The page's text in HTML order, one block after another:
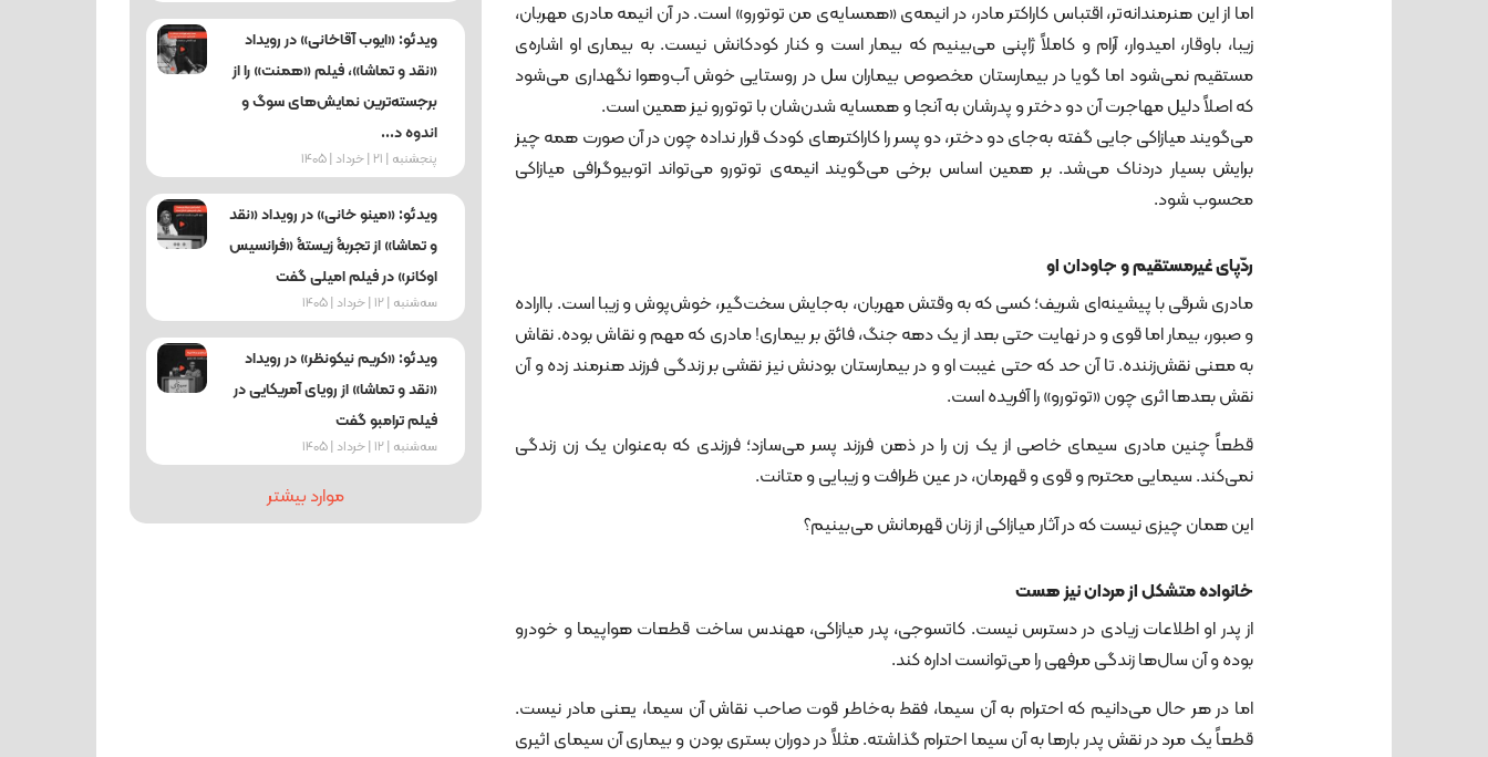
اما از این هنرمندانه‌تر، اقتباس کاراکتر مادر، در انیمه‌ی «همسایه‌ی من توتورو» است. در آن انیمه مادری مهربان،
زیبا، باوقار، امیدوار، آرام و کاملاً ژاپنی می‌بینیم که بیمار است و کنار کودکانش نیست. به بیماری‌ او اشاره‌ی
مستقیم ‌نمی‌شود اما گویا در بیمارستان مخصوص بیماران‌ سل در روستایی خوش آب‌وهوا نگهداری می‌شود
که اصلاً دلیل مهاجرت آن دو دختر و پدرشان به آنجا و همسایه شدن‌شان با توتورو نیز همین است.
می‌گویند میازاکی جایی گفته به‌جای دو دختر، دو پسر را کاراکترهای کودک قرار نداده چون در آن صورت همه چیز
برایش بسیار دردناک می‌شد. بر همین اساس برخی می‌گویند انیمه‌ی توتورو می‌تواند اتوبیوگرافی میازاکی
محسوب شود.
ردّپای غیرمستقیم و جاودان او
مادری شرقی با پیشینه‌ای شریف؛ کسی که به وقتش مهربان، به‌جایش سخت‌گیر، خوش‌پوش و زیبا است. بااراده
و صبور، بیمار اما قوی و در نهایت حتی بعد از یک دهه جنگ، فائق بر بیماری! مادری که مهم و نقاش بوده. نقاش
به معنی نقش‌زننده. تا آن حد که حتی غیبت او و در بیمارستان بودنش نیز نقشی بر زندگی فرزند هنرمند زده و آن
نقش بعدها اثری چون «توتورو» را آفریده است.
قطعاً چنین مادری سیمای خاصی از یک زن را در ذهن فرزند پسر می‌سازد؛ فرزندی که به‌عنوان یک زن زندگی
نمی‌کند. سیمایی محترم و قوی و قهرمان، در عین ظرافت و زیبایی و متانت.
این همان چیزی نیست که در آثار میازاکی از زنان قهرمانش می‌بینیم؟
خانواده متشکل از مردان نیز هست
از پدر او اطلاعات زیادی در دسترس نیست. کاتسوجی، پدر میازاکی، مهندس ساخت قطعات هواپیما و خودرو
بوده و آن سال‌ها زندگی مرفهی را می‌توانست اداره کند.
اما در هر حال می‌دانیم که احترام به آن سیما، فقط به‌خاطر قوت صاحب نقاش آن سیما، یعنی مادر نیست.
قطعاً یک مرد در نقش پدر بارها به آن سیما احترام گذاشته. مثلاً در دوران بستری بودن و بیماری آن سیمای اثیری
ویدئو: «ایوب آقاخانی» در رویداد
«نقد و تماشا»، فیلم «همنت» را از
برجسته‌ترین نمایش‌های سوگ و
اندوه د...
پنجشنبه | 21 | خرداد | 1405
ویدئو: «مینو خانی» در رویداد «نقد
و تماشا» از تجربۀ زیستۀ «فرانسیس
اوکانر» در فیلم امیلی گفت
ﺳﻪشنبه | 12 | خرداد | 1405
ویدئو: «کریم نیکونظر» در رویداد
«نقد و تماشا» از رویای آمریکایی در
فیلم ترامبو گفت
ﺳﻪشنبه | 12 | خرداد | 1405
موارد بیشتر